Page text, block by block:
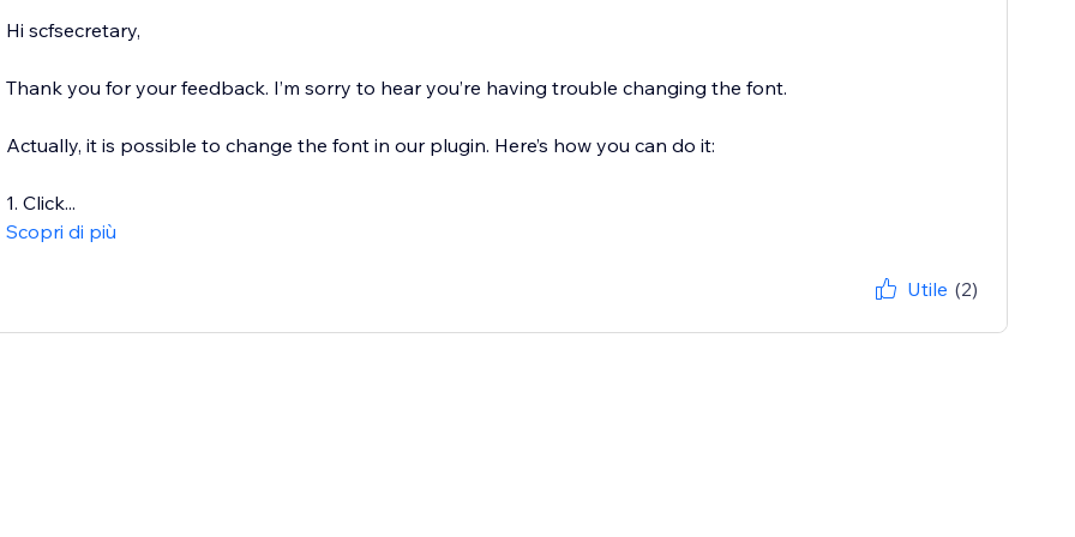
Hi scfsecretary,
Thank you for your feedback. I’m sorry to hear you’re having trouble changing the font.
Actually, it is possible to change the font in our plugin. Here’s how you can do it:
1. Click...
Scopri di più
Utile (2)